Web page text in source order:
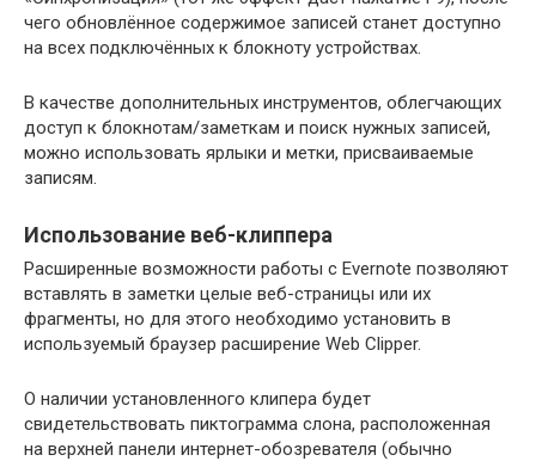
чего обновлённое содержимое записей станет доступно
на всех подключённых к блокноту устройствах.
В качестве дополнительных инструментов, облегчающих
доступ к блокнотам/заметкам и поиск нужных записей,
можно использовать ярлыки и метки, присваиваемые
записям.
Использование веб-клиппера
Расширенные возможности работы с Evernote позволяют
вставлять в заметки целые веб-страницы или их
фрагменты, но для этого необходимо установить в
используемый браузер расширение Web Clipper.
О наличии установленного клипера будет
свидетельствовать пиктограмма слона, расположенная
на верхней панели интернет-обозревателя (обычно